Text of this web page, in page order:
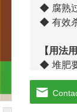
◆ 腐熟
◆ 有效
【用法
◆ 堆肥
之后物
◆ 接种